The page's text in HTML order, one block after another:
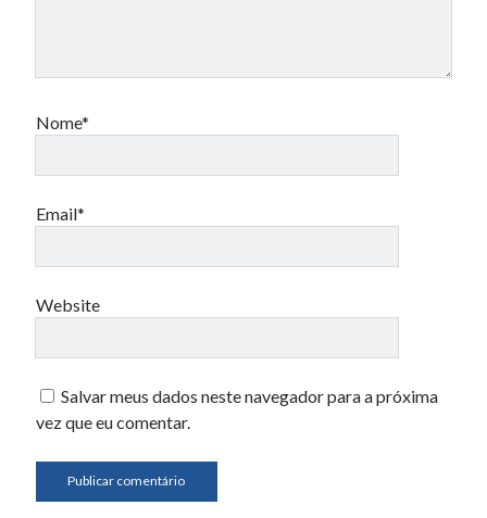
Nome*
Email*
Website
Salvar meus dados neste navegador para a próxima
vez que eu comentar.